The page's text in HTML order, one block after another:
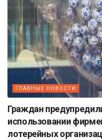
ГЛАВНЫЕ НОВОСТИ
Граждан
использовании
лотерейных